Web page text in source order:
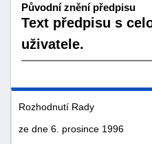
Původní znění předpisu
Text předpisu s
uživatele.
Rozhodnutí Rady
ze dne 6. prosince 1996